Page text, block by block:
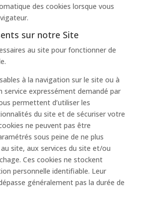
des cookies lorsque vous
sur notre Site
au site pour fonctionner de
à la navigation sur le site ou à
service expressément demandé par
permettent d’utiliser les
du site et de sécuriser votre
ne peuvent pas être
sous peine de ne plus
site, aux services du site et/ou
Ces cookies ne stockent
personnelle identifiable. Leur
généralement pas la durée de